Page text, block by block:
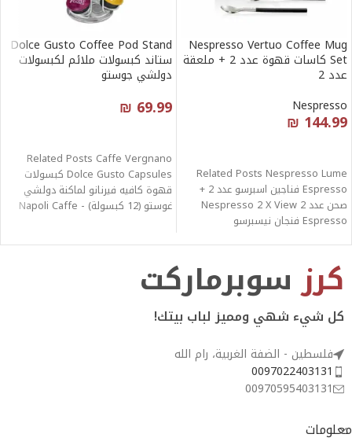
Nespresso Vertuo Coffee Mug
Set كاسات قهوة عدد 2 + ملعقة
عدد 2
Nespresso
₪ 144.99
Related Posts Nespresso Lume
Espresso فناجين اسبرسو عدد 2 +
صحن عدد 2 Nespresso 2 X View
Espresso فنجان نيسبرسو
Dolce Gusto Coffee Pod Stand
ستاند كبسولات ملائم لكبسولات
دولشي جوستو
₪ 69.99
Related Posts Caffe Vergnano
Dolce Gusto Capsules كبسولات
قهوة كافيه فيرنانو لماكنة دولشي
غوستو (12 كبسولة) - Napoli Caffe
كرز سوبرماركت
كل شيء شهي ومميز لباب بيتك!
فلسطين - الضفة الغربية، رام الله
0097022403131
00970595403131
معلومات